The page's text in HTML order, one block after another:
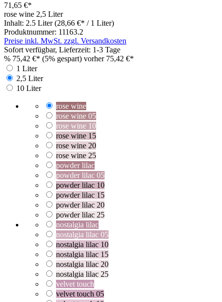
71,65 €*
rose wine 2,5 Liter
Inhalt: 2.5 Liter (28,66 €* / 1 Liter)
Produktnummer: 11163.2
Preise inkl. MwSt. zzgl. Versandkosten
Sofort verfügbar, Lieferzeit: 1-3 Tage
% 75,42 €* (5% gespart) vorher 75,42 €*
1 Liter
2,5 Liter
10 Liter
rose wine
rose wine 05
rose wine 10
rose wine 15
rose wine 20
rose wine 25
powder lilac
powder lilac 05
powder lilac 10
powder lilac 15
powder lilac 20
powder lilac 25
nostalgia lilac
nostalgia lilac 05
nostalgia lilac 10
nostalgia lilac 15
nostalgia lilac 20
nostalgia lilac 25
velvet touch
velvet touch 05